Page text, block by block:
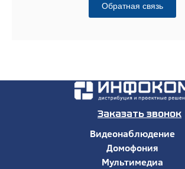
Обратная связь
Заказать звонок
Видеонаблюдение
Домофония
Мультимедиа